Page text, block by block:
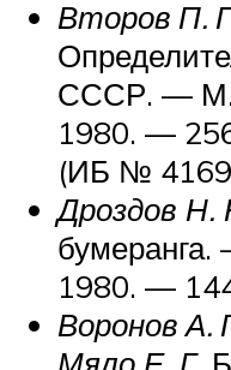
Второв П.
СССР. —
1980. —
(ИБ №
Дроздов Н.
1980. —
Воронов А.